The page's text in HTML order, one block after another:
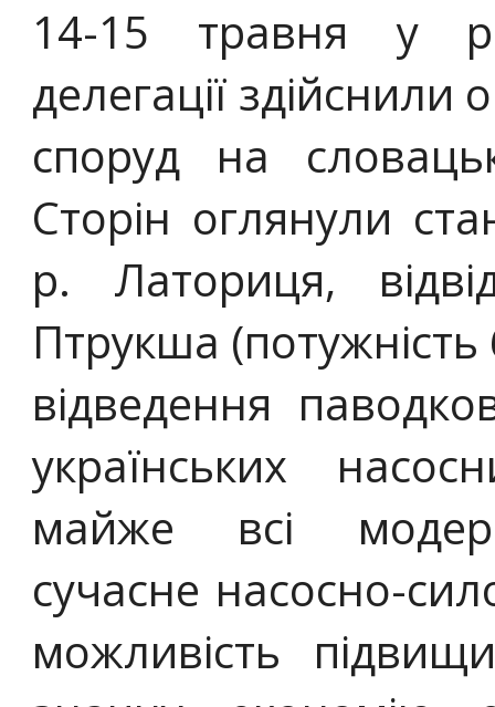
14-15 травня у
делегації здійснили
споруд на
Сторін оглянули
р. Латориця,
Птрукша
відведення
українських
майже всі
сучасне насосно-
можливість